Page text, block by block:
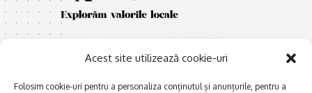
Acest site utilizează cookie-uri
Folosim cookie-uri pentru a personaliza conținutul și anunțurile, pentru a